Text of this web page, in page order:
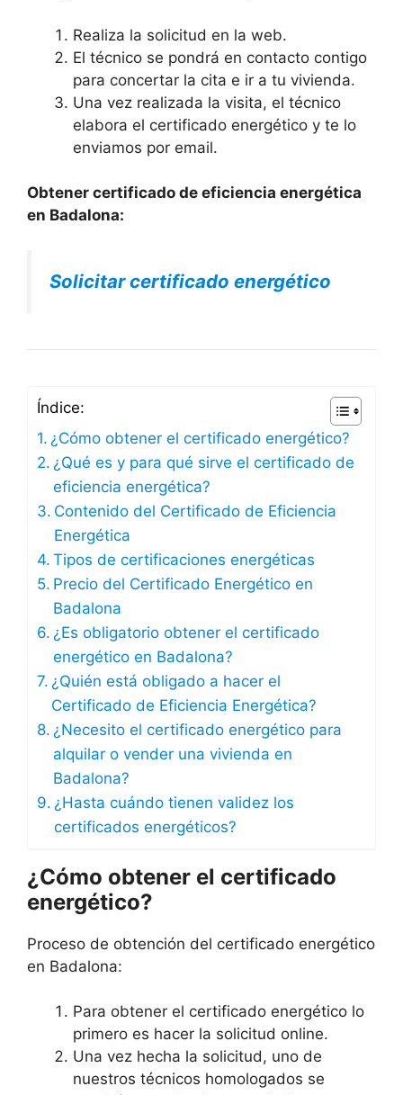
Realiza la solicitud en la web.
El técnico se pondrá en contacto contigo
para concertar la cita e ir a tu vivienda.
Una vez realizada la visita, el técnico
elabora el certificado energético y te lo
enviamos por email.
Obtener certificado de eficiencia energética
en Badalona:
Solicitar certificado energético
Índice:
¿Cómo obtener el certificado energético?
¿Qué es y para qué sirve el certificado de
eficiencia energética?
Contenido del Certificado de Eficiencia
Energética
Tipos de certificaciones energéticas
Precio del Certificado Energético en
Badalona
¿Es obligatorio obtener el certificado
energético en Badalona?
¿Quién está obligado a hacer el
Certificado de Eficiencia Energética?
¿Necesito el certificado energético para
alquilar o vender una vivienda en
Badalona?
¿Hasta cuándo tienen validez los
certificados energéticos?
¿Cómo obtener el certificado
energético?
Proceso de obtención del certificado energético
en Badalona:
Para obtener el certificado energético lo
primero es hacer la solicitud online.
Una vez hecha la solicitud, uno de
nuestros técnicos homologados se